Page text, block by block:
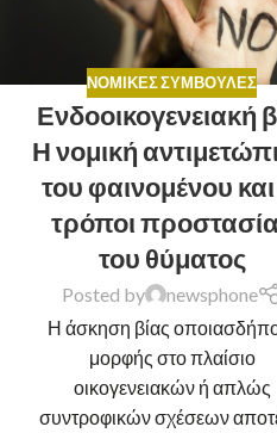
ΝΟΜΙΚΈΣ ΣΥΜΒΟΥΛΈΣ
Ενδοοικογενειακή
Η νομική
του φαινομένου και
τρόποι
του θύματος
Posted by
newsphone
Η άσκηση βίας
μορφής στο πλαίσιο
οικογενειακών ή απλώς
συντροφικών σχέσεων